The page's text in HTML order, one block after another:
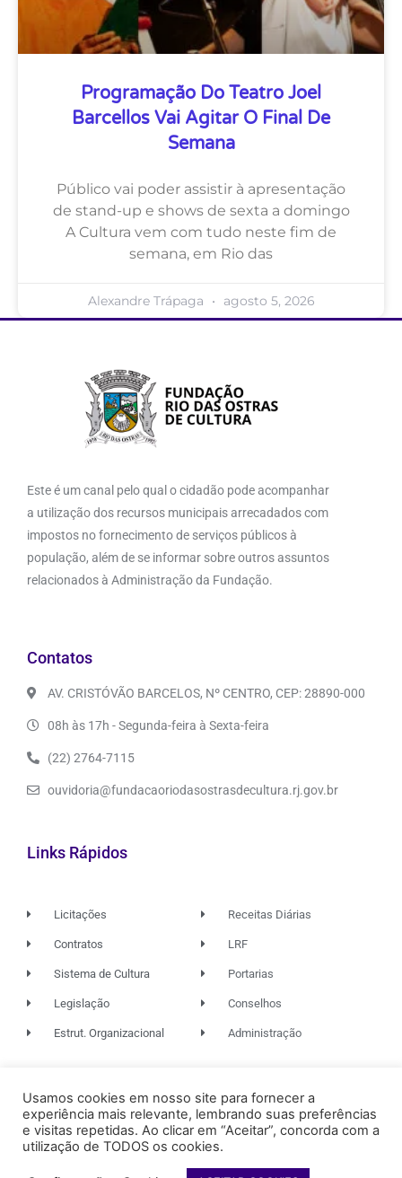
Programação Do Teatro Joel
Barcellos Vai Agitar O Final De
Semana
Público vai poder assistir à apresentação
de stand-up e shows de sexta a domingo
A Cultura vem com tudo neste fim de
semana, em Rio das
Alexandre Trápaga agosto 5, 2026
Este é um canal pelo qual o cidadão pode acompanhar
a utilização dos recursos municipais arrecadados com
impostos no fornecimento de serviços públicos à
população, além de se informar sobre outros assuntos
relacionados à Administração da Fundação.
Contatos
AV. CRISTÓVÃO BARCELOS, Nº CENTRO, CEP: 28890-000
08h às 17h - Segunda-feira à Sexta-feira
(22) 2764-7115
ouvidoria@fundacaoriodasostrasdecultura.rj.gov.br
Links Rápidos
Licitações
Contratos
Sistema de Cultura
Legislação
Estrut. Organizacional
Receitas Diárias
LRF
Portarias
Conselhos
Administração
© 2026. TODOS OS DIREITOS RESERVADOS.
Usamos cookies em nosso site para fornecer a
experiência mais relevante, lembrando suas preferências
e visitas repetidas. Ao clicar em “Aceitar”, concorda com a
utilização de TODOS os cookies.